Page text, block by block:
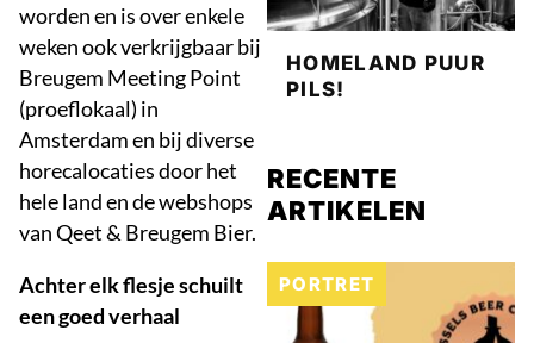
worden en is over enkele
weken ook verkrijgbaar bij
Breugem Meeting Point
(proeflokaal) in
Amsterdam en bij diverse
horecalocaties door het
hele land en de webshops
van Qeet & Breugem Bier.
Achter elk flesje schuilt
een goed verhaal
HOMELAND PUUR
PILS!
RECENTE
ARTIKELEN
PORTRET